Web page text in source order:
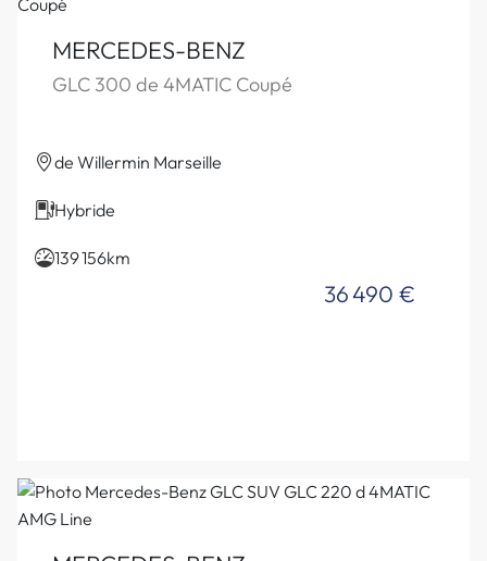
MERCEDES-BENZ
GLC 300 de 4MATIC Coupé
de Willermin Marseille
Hybride
139 156km
36 490 €